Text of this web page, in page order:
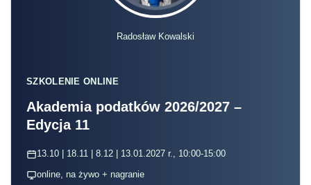
Radosław Kowalski
SZKOLENIE ONLINE
Akademia podatków 2026/2027 –
Edycja 11
13.10 | 18.11 | 8.12 | 13.01.2027 r., 10:00-15:00
online, na żywo + nagranie